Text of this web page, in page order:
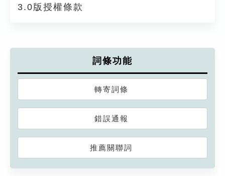
3.0版授權條款
詞條功能
轉寄詞條
錯誤通報
推薦關聯詞